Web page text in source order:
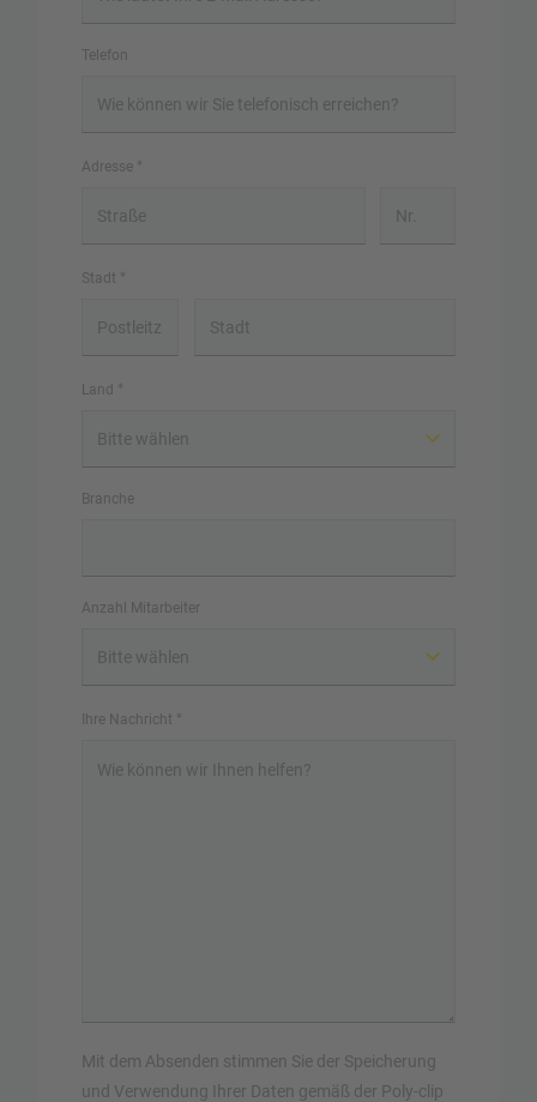
Telefon
Adresse
Stadt
Land
Branche
Anzahl Mitarbeiter
Ihre Nachricht
Mit dem Absenden stimmen Sie der Speicherung
und Verwendung Ihrer Daten gemäß der Poly-clip